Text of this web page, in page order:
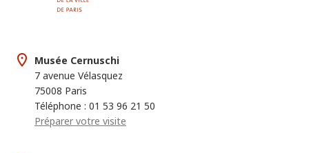
Musée Cernuschi
7 avenue Vélasquez
75008 Paris
Téléphone : 01 53 96 21 50
Préparer votre visite